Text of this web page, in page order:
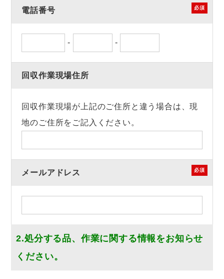
電話番号 必須
- -
回収作業現場住所
回収作業現場が上記のご住所と違う場合は、現
地のご住所をご記入ください。
メールアドレス 必須
2.処分する品、作業に関する情報をお知らせ
ください。